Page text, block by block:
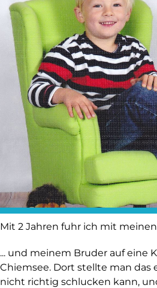
Mit 2 Jahren fuhr ich mit meinen
... und meinem Bruder auf eine
Chiemsee. Dort stellte man das
nicht richtig schlucken kann,